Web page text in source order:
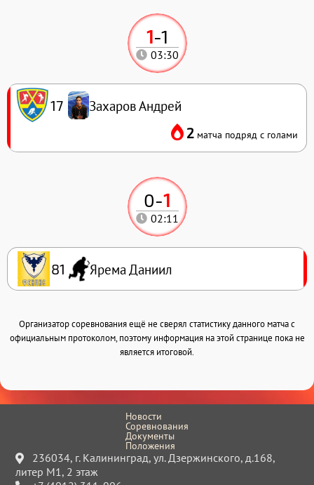
0-1
02:11
81 Ярема Даниил
1-1
03:30
17 Захаров Андрей
2 матча подряд с голами
Организатор соревнования ещё не сверял статистику данного матча с
официальным протоколом, поэтому информация на этой странице пока не
является итоговой.
Новости
Соревнования
Документы
Положения
236034, г. Калининград, ул. Дзержинского, д.168,
литер М1, 2 этаж